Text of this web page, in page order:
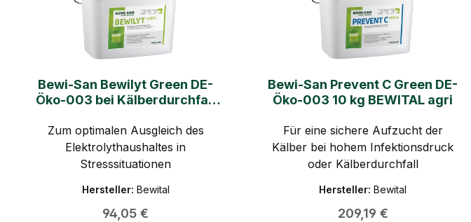
Bewi-San Bewilyt Green DE-
Öko-003 bei Kälberdurchfall
Zum optimalen Ausgleich des
Elektrolythaushaltes in
Stresssituationen
Hersteller: Bewital
Regulärer Preis:
94,05 €
Bewi-San Prevent C Green DE-
Öko-003 10 kg BEWITAL agri
Für eine sichere Aufzucht der
Kälber bei hohem Infektionsdruck
oder Kälberdurchfall
Hersteller:Bewital
Regulärer Preis:
209,19 €